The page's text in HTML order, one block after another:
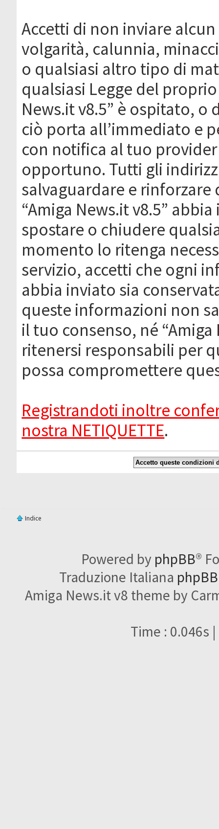
Accetti di non inviare
volgarità, calunnia,
o qualsiasi altro tipo di
qualsiasi Legge del
News.it v8.5” è ospitato, o
ciò porta all’immediato e
con notifica al tuo
opportuno. Tutti gli
salvaguardare e
“Amiga News.it v8.5”
spostare o chiudere
momento lo ritenga
servizio, accetti che ogni
abbia inviato sia
queste informazioni non
il tuo consenso, né
ritenersi responsabili per
possa compromettere
Registrandoti inoltre
nostra NETIQUETTE.
Indice
Powered by phpBB®
Traduzione Italiana
Amiga News.it v8 theme by
Time : 0.046s